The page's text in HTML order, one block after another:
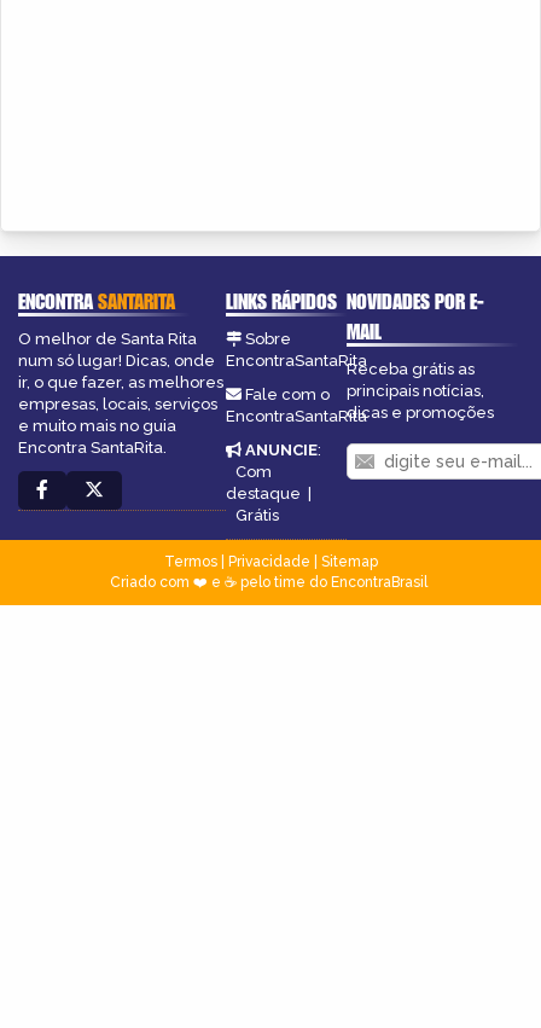
ENCONTRASANTARITA
O melhor de Santa Rita
num só lugar! Dicas, onde
ir, o que fazer, as melhores
empresas, locais, serviços
e muito mais no guia
Encontra SantaRita.
LINKS RÁPIDOS
Sobre
EncontraSantaRita
Fale com o
EncontraSantaRita
ANUNCIE:
Com
destaque
Grátis
NOVIDADES POR E-
MAIL
Receba grátis as
principais notícias,
dicas e promoções
Termos| Privacidade
Sitemap
Criado com ❤️ e ☕ pelo time do EncontraBrasil